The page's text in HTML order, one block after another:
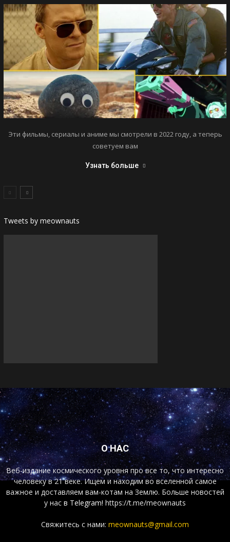
Эти фильмы, сериалы и аниме мы смотрели в 2022 году, а теперь
советуем вам
Узнать больше
Tweets by meownauts
О НАС
Веб-издание космического уровня про все то, что интересно
человеку в 21 веке. Ищем и находим во вселенной самое
важное и доставляем вам-котам на Землю. Больше новостей
у нас в Telegram! https://t.me/meownauts
Свяжитесь с нами: meownauts@gmail.com